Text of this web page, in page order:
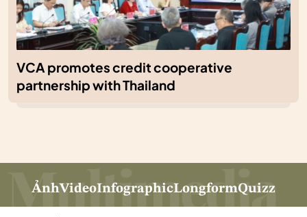
VCA promotes credit cooperative
partnership with Thailand
ẢnhVideoInfographicLongformQuizz